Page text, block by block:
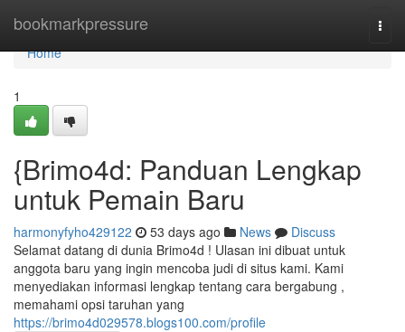
bookmarkpressure
Home
Home
1
{Brimo4d: Panduan Lengkap
untuk Pemain Baru
harmonyfyho429122 53 days ago News
Discuss
Selamat datang di dunia Brimo4d ! Ulasan ini dibuat untuk
anggota baru yang ingin mencoba judi di situs kami. Kami
menyediakan informasi lengkap tentang cara bergabung ,
memahami opsi taruhan yang
https://brimo4d029578.blogs100.com/profile